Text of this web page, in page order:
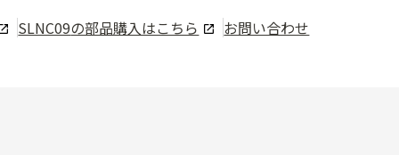
SLNC09の部品購入はこちら お問い合わせ